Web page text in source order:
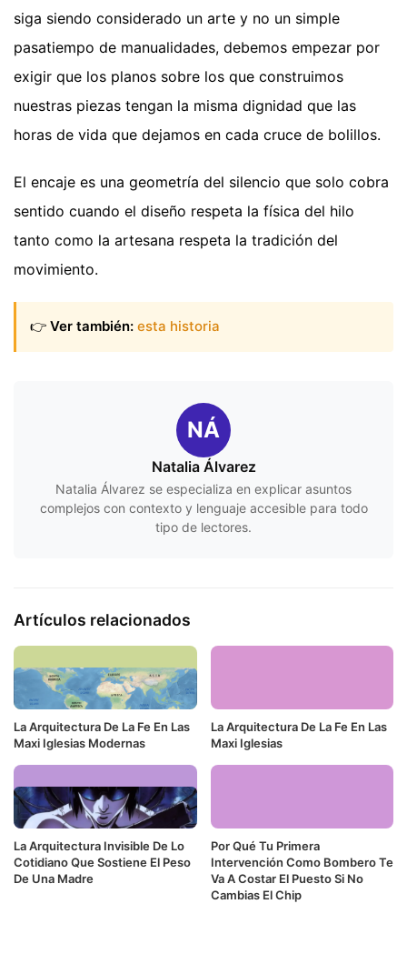
siga siendo considerado un arte y no un simple
pasatiempo de manualidades, debemos empezar por
exigir que los planos sobre los que construimos
nuestras piezas tengan la misma dignidad que las
horas de vida que dejamos en cada cruce de bolillos.
El encaje es una geometría del silencio que solo cobra
sentido cuando el diseño respeta la física del hilo
tanto como la artesana respeta la tradición del
movimiento.
👉 Ver también: esta historia
NÁ
Natalia Álvarez
Natalia Álvarez se especializa en explicar asuntos
complejos con contexto y lenguaje accesible para todo
tipo de lectores.
Artículos relacionados
La Arquitectura De La Fe En Las
Maxi Iglesias Modernas
La Arquitectura De La Fe En Las
Maxi Iglesias
La Arquitectura Invisible De Lo
Cotidiano Que Sostiene El Peso
De Una Madre
Por Qué Tu Primera
Intervención Como Bombero Te
Va A Costar El Puesto Si No
Cambias El Chip